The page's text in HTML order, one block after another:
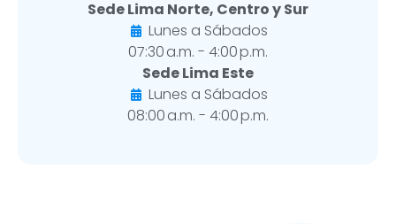
Sede Lima Norte, Centro y Sur
Lunes a Sábados
07:30 a.m. - 4:00 p.m.
Sede Lima Este
Lunes a Sábados
08:00 a.m. - 4:00 p.m.